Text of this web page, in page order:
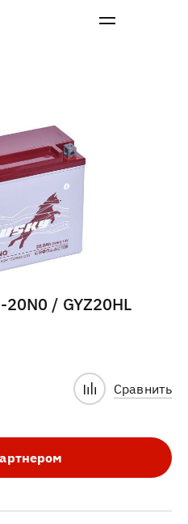
20N0 / GYZ20HL
Сравнить